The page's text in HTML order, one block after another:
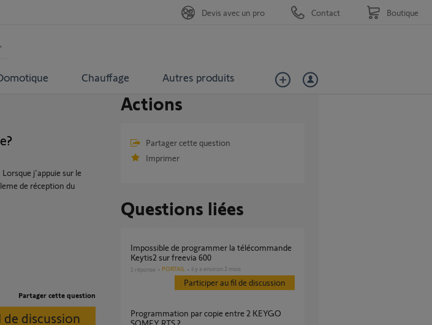
Chauffage Autres produits
Devis avec un pro Contact Boutique
j'appuie sur le
de réception du
Partager cette question
discussion
Actions
Partager cette question
Imprimer
Questions liées
Impossible de programmer la télécommande
Keytis2 sur freevia 600
1 réponse PORTAIL il y a environ 2 mois
Participer au fil de discussion
Programmation par copie entre 2 KEYGO
SOMFY RTS ?